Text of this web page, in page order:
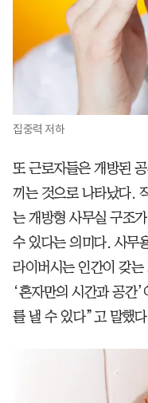
집중력 저하
또 근로자들은 개방된
끼는 것으로 나타났다.
는 개방형 사무실 구조
수 있다는 의미다. 사무
라이버시는 인간이 갖
‘혼자만의 시간과 공간
를 낼 수 있다”고 말했